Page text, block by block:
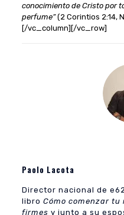
conocimiento de Cristo por
perfume”(2 Corintios 2:14,
[/vc_column][/vc_row]
Paolo Lacota
Director nacional de
libro Cómo comenzar
firmes y junto a su